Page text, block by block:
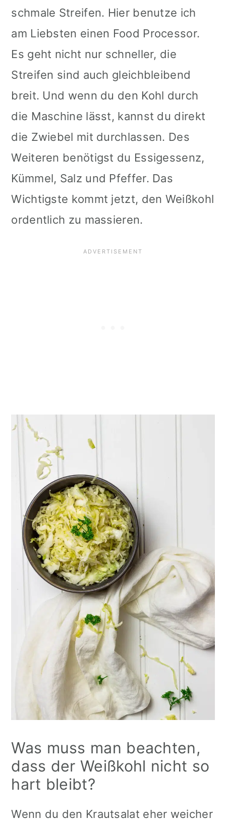
schmale Streifen. Hier benutze ich
am Liebsten einen Food Processor.
Es geht nicht nur schneller, die
Streifen sind auch gleichbleibend
breit. Und wenn du den Kohl durch
die Maschine lässt, kannst du direkt
die Zwiebel mit durchlassen. Des
Weiteren benötigst du Essigessenz,
Kümmel, Salz und Pfeffer. Das
Wichtigste kommt jetzt, den Weißkohl
ordentlich zu massieren.
Was muss man beachten,
dass der Weißkohl nicht so
hart bleibt?
Wenn du den Krautsalat eher weicher